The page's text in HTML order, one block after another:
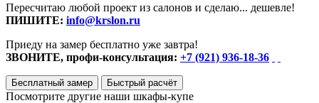
Пересчитаю любой проект из салонов и сделаю... дешевле!
ПИШИТЕ: info@krslon.ru
Приеду на замер бесплатно уже завтра!
ЗВОНИТЕ, профи-консультация: +7 (921) 936-18-36
Бесплатный замер Быстрый расчёт
Посмотрите другие наши шкафы-купе